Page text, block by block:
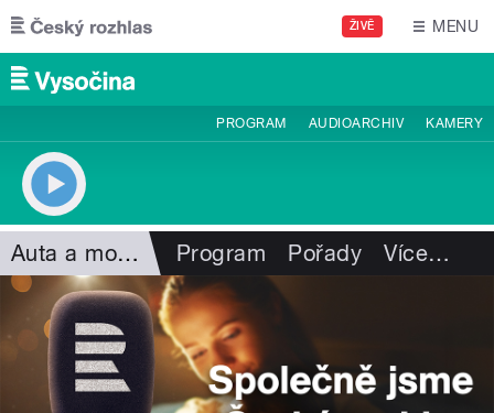
Přejít k hlavnímu obsahu
ŽIVĚ MENU
PROGRAM AUDIOARCHIV KAMERY
Auta a motorismus Program Pořady Více…